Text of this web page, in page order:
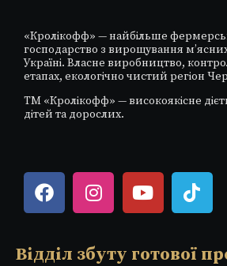
«Кролікофф» — найбільше
господарство з вирощування
Україні. Власне виробництво,
етапах, екологічно чистий регіон
ТМ «Кролікофф» — високоякісне
дітей та дорослих.
Відділ збуту готової